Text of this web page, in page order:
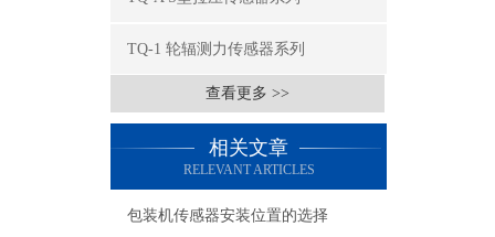
TQ-1 轮辐测力传感器系列
查看更多 >>
相关文章
RELEVANT ARTICLES
包装机传感器安装位置的选择